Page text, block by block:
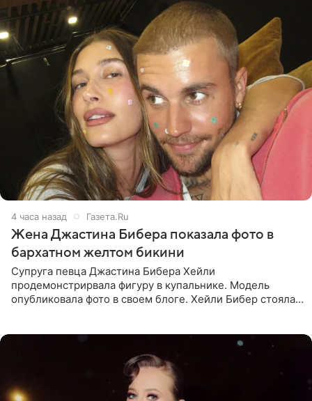
4 часа назад Газета.Ru
Жена Джастина Бибера показала фото в
бархатном желтом бикини
Супруга певца Джастина Бибера Хейли
продемонстрирвала фигуру в купальнике. Модель
опубликовала фото в своем блоге. Хейли Бибер стояла